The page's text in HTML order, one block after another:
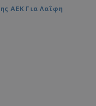
ΑΕΚ Για Λαΐφη